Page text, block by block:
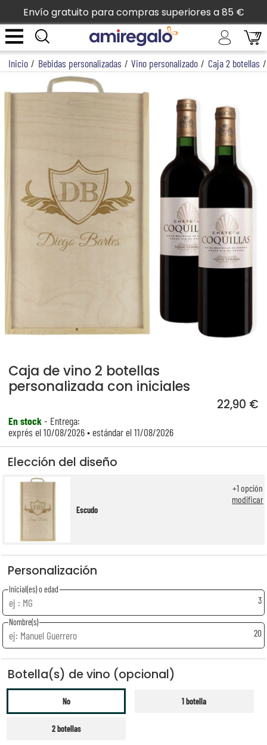
Envío gratuito para compras superiores a 85 €
Inicio / Bebidas personalizadas / Vino personalizado / Caja 2 botellas /
Caja de vino 2 botellas
personalizada con iniciales
22,90 €
En stock- Entrega:
exprés el 10/08/2026 • estándar el 11/08/2026
Elección del diseño
Escudo
+1opción
modificar
Personalización
Inicial(es) o edad
3
Nombre(s)
20
Botella(s) de vino (opcional)
No 1 botella
2 botellas